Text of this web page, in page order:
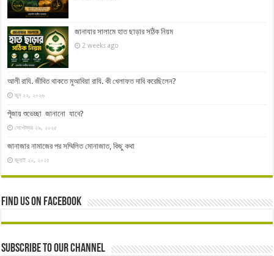
জানাযার সালামে হাত ছাড়ার সঠিক নিয়ম
2 weeks ago
আলী রাযি. জীবিত থাকতে মুআবিয়া রাযি. কী খেলাফত দাবি করেছিলেন?
জুন ২২, ২০২৬
পূঁজায় শুভেচ্ছা জানানো যাবে?
সেপ্টেম্বর ২৯, ২০২৫
জানাজার নামাজের পর সম্মিলিত মোনাজাত, কিছু কথা
জুলাই ২০, ২০২৫
Find us on Facebook
Subscribe to our Channel